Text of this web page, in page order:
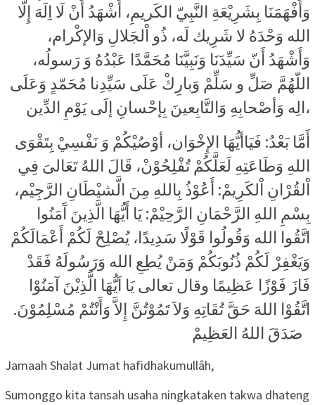
وَأَفْهَمَنَا بِشَرِيْعَةِ النَّبِيّ الكَريمِ، أَشْهَدُ أَنْ لَا اِلَهَ إِلَّا
الله وَحْدَهُ لا شَرِيك لَه، ذُو اْلجَلالِ وَالإكْرام،
وَأَشْهَدُ أَنّ سَيِّدَنَا وَنَبِيَّنَا مُحَمَّدًا عَبْدُهُ وَ رَسولُه،
اللّهُمَّ صَلِّ و سَلِّمْ وَبارِكْ عَلَى سَيِّدِنا مُحَمّدٍ وَعَلَى
الِه وَأصْحابِهِ وَالتَّابِعينَ بِإحْسانِ إلَى يَوْمِ الدِّين،
أَمَّا بَعْدُ: فَيَاأيُّهَا الإِخْوَان، أوْصُيْكُمْ وَ نَفْسِيْ بِتَقْوَى
اللهِ وَطَاعَتِهِ لَعَلَّكُمْ تُفْلِحُوْنْ، قَالَ اللهُ تَعَالىَ فِي
اْلقُرْانِ اْلكَرِيمْ: أَعُوْذُ بِاللهِ مِنَ الَّشيْطَانِ الرَّجِيْم،
بِسْمِ اللهِ الرَّحْمَانِ الرَّحِيْمْ: يَا أَيُّهَا الَّذِينَ آَمَنُوا
اتَّقُوا الله وَقُولُوا قَوْلًا سَدِيدًا، يُصْلِحْ لَكُمْ أَعْمَالَكُمْ
وَيَغْفِرْ لَكُمْ ذُنُوبَكُمْ وَمَنْ يُطِعِ الله وَرَسُولَهُ فَقَدْ
فَازَ فَوْزًا عَظِيمًا وقال تعالى يَا اَيُّهَا الَّذِيْنَ آمَنُوْا
اتَّقُوْا اللهَ حَقَّ تُقَاتِهِ وَلاَ تَمُوْتُنَّ إِلاَّ وَأَنْتُمْ مُسْلِمُوْنَ.
Jamaah Shalat Jumat hafidhakumullâh,
Sumonggo kita tansah usaha ningkataken takwa dhateng